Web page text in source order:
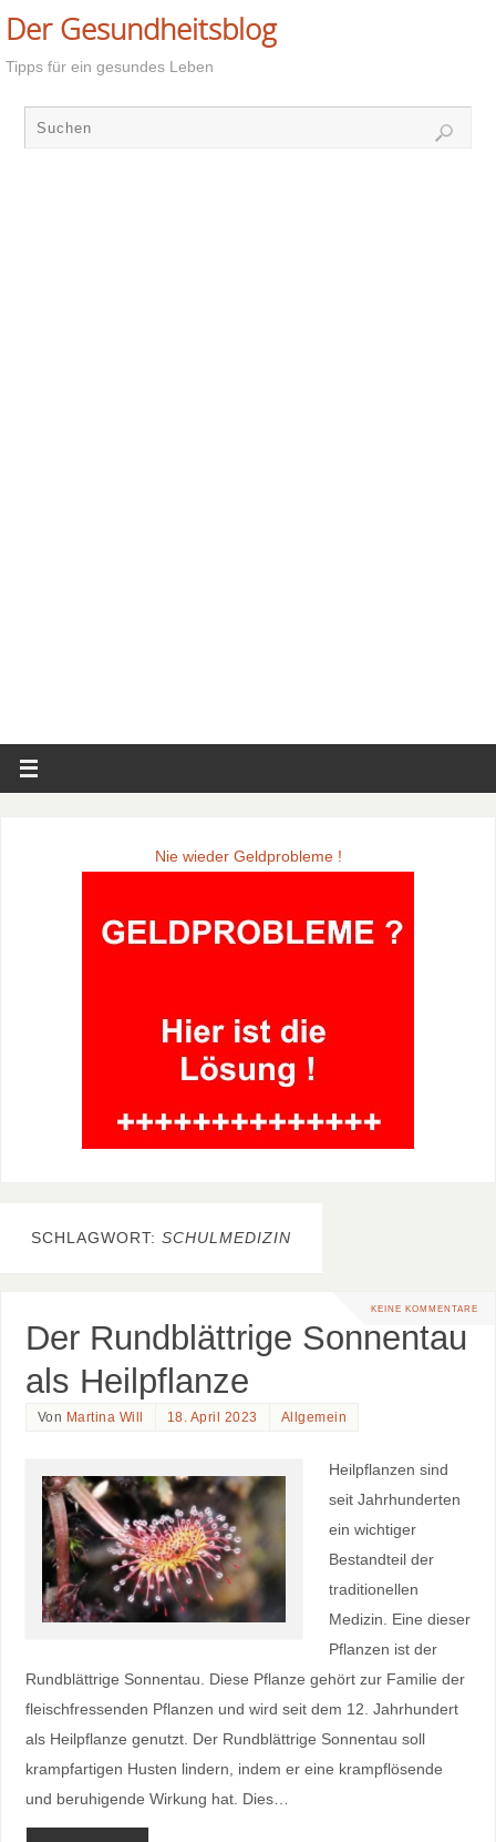
Der Gesundheitsblog
Tipps für ein gesundes Leben
Nie wieder Geldprobleme !
SCHLAGWORT: SCHULMEDIZIN
KEINE KOMMENTARE
Der Rundblättrige Sonnentau
als Heilpflanze
Von Martina Will 18. April 2023 Allgemein
Heilpflanzen sind
seit Jahrhunderten
ein wichtiger
Bestandteil der
traditionellen
Medizin. Eine dieser
Pflanzen ist der
Rundblättrige Sonnentau. Diese Pflanze gehört zur Familie der
fleischfressenden Pflanzen und wird seit dem 12. Jahrhundert
als Heilpflanze genutzt. Der Rundblättrige Sonnentau soll
krampfartigen Husten lindern, indem er eine krampflösende
und beruhigende Wirkung hat. Dies…